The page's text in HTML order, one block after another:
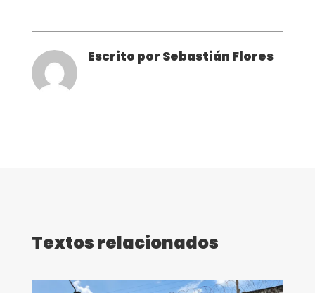
Escrito por Sebastián Flores
Textos relacionados